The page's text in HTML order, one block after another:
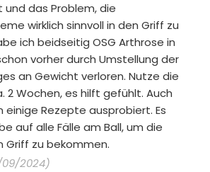
das Problem, die
wirklich sinnvoll in den Griff zu
ich beidseitig OSG Arthrose in
vorher durch Umstellung der
an Gewicht verloren. Nutze die
2 Wochen, es hilft gefühlt. Auch
einige Rezepte ausprobiert. Es
auf alle Fälle am Ball, um die
Griff zu bekommen.
2024)